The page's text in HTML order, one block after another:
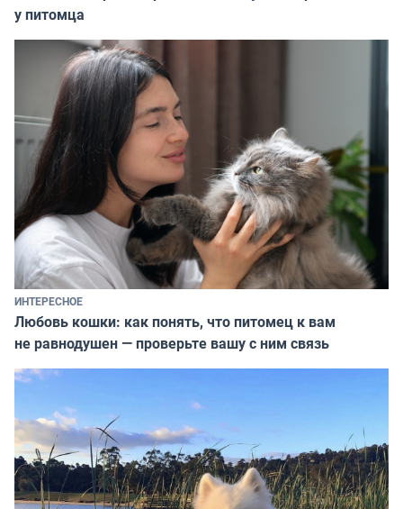
у питомца
ИНТЕРЕСНОЕ
Любовь кошки: как понять, что питомец к вам
не равнодушен — проверьте вашу с ним связь